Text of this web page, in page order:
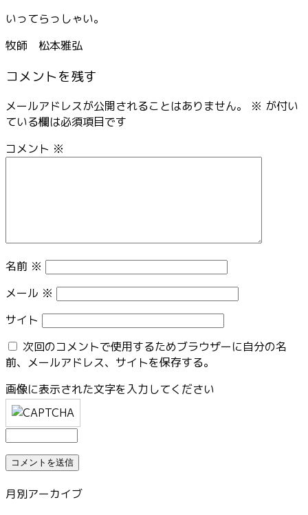
いってらっしゃい。
牧師 松本雅弘
コメントを残す
メールアドレスが公開されることはありません。 ※ が付い
ている欄は必須項目です
コメント ※
名前 ※
メール ※
サイト
次回のコメントで使用するためブラウザーに自分の名
前、メールアドレス、サイトを保存する。
画像に表示された文字を入力してください
月別アーカイブ